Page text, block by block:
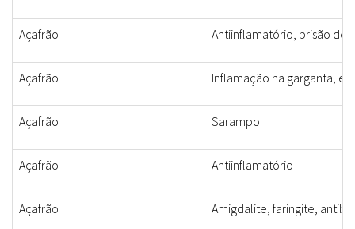
Açafrão Antiinflamatório, prisão de
Açafrão Inflamação na garganta,
Açafrão Sarampo
Açafrão Antiinflamatório
Açafrão Amigdalite, faringite,